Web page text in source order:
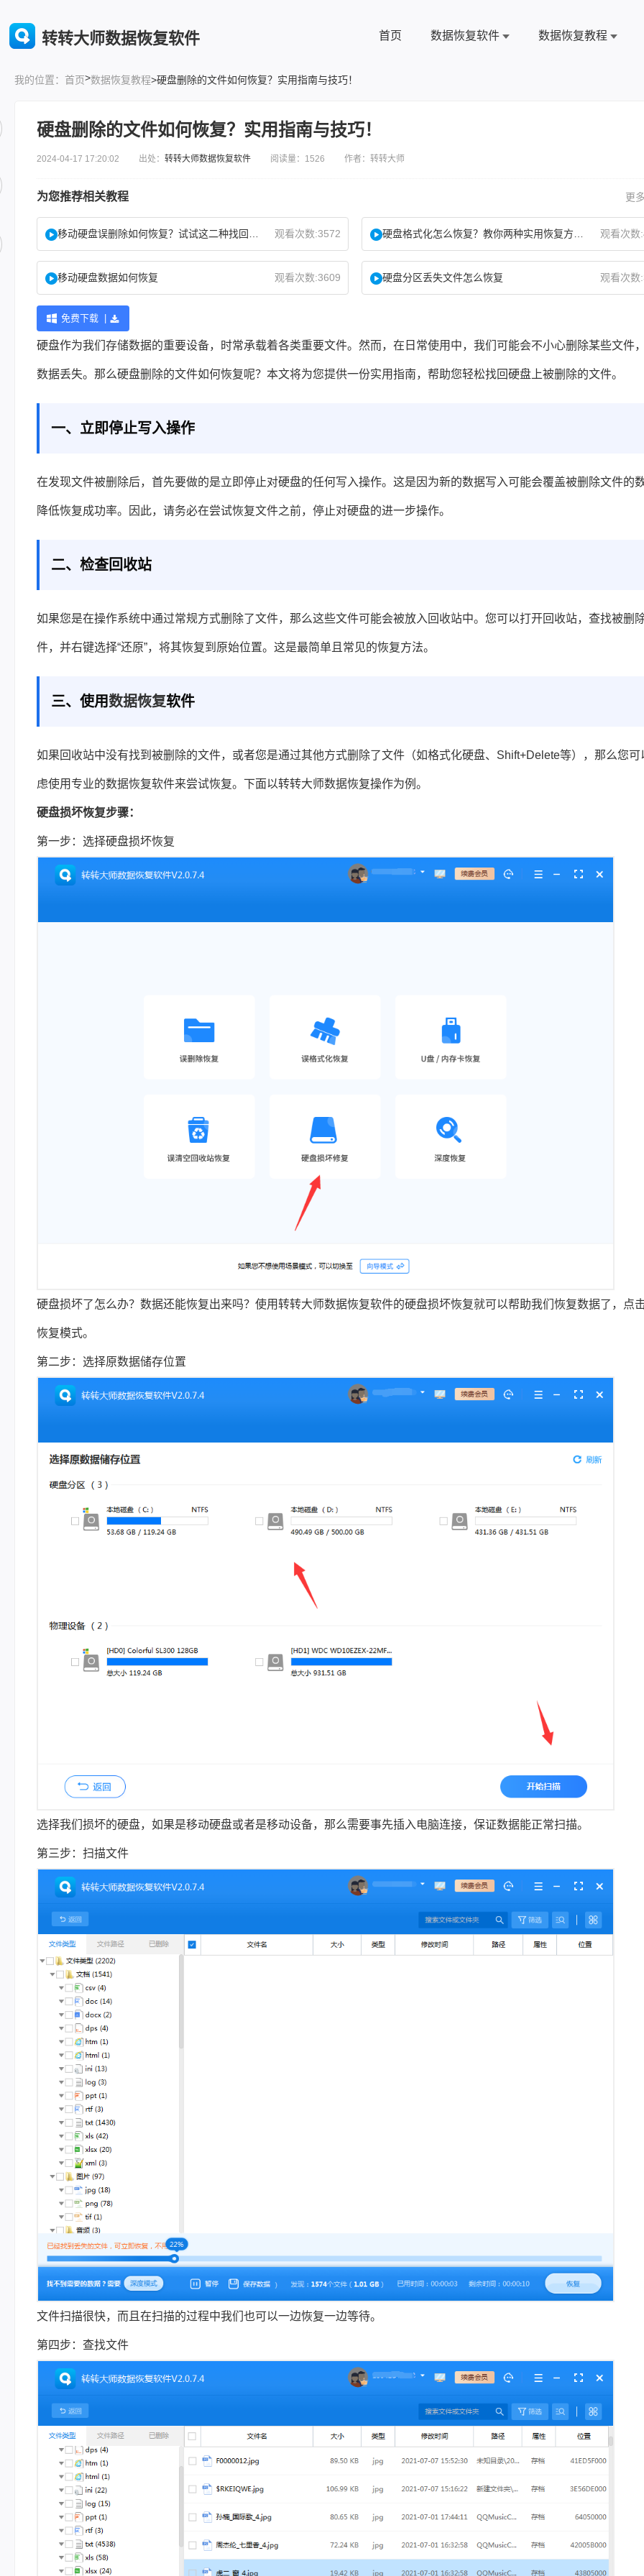
转转大师数据恢复软件 首页 数据恢复软件 数据恢复教程
我的位置： 首页>数据恢复教程>硬盘删除的文件如何恢复？实用指南与技巧！
硬盘删除的文件如何恢复？实用指南与技巧！
2024-04-17 17:20:02 出处： 转转大师数据恢复软件 阅读量：1526 作者：转转大师
为您推荐相关教程 更
观看次数:3572 观看次数
移动硬盘数据如何恢复 观看次数:3609 硬盘分区丢失文件怎么恢复 观看次数
免费下载 |
硬盘作为我们存储数据的重要设备，时常承载着各类重要文件。然而，在日常使用中，我们可能会不小心删除某些文件
数据丢失。那么硬盘删除的文件如何恢复呢？本文将为您提供一份实用指南，帮助您轻松找回硬盘上被删除的文件。
一、立即停止写入操作
在发现文件被删除后，首先要做的是立即停止对硬盘的任何写入操作。这是因为新的数据写入可能会覆盖被删除文件的
降低恢复成功率。因此，请务必在尝试恢复文件之前，停止对硬盘的进一步操作。
二、检查回收站
如果您是在操作系统中通过常规方式删除了文件，那么这些文件可能会被放入回收站中。您可以打开回收站，查找被删
件，并右键选择“还原”，将其恢复到原始位置。这是最简单且常见的恢复方法。
三、使用数据恢复软件
如果回收站中没有找到被删除的文件，或者您是通过其他方式删除了文件（如格式化硬盘、Shift+Delete等），那么您可
虑使用专业的数据恢复软件来尝试恢复。下面以转转大师数据恢复操作为例。
硬盘损坏恢复步骤：
第一步：选择硬盘损坏恢复
硬盘损坏了怎么办？数据还能恢复出来吗？使用转转大师数据恢复软件的硬盘损坏恢复就可以帮助我们恢复数据了，点
恢复模式。
第二步：选择原数据储存位置
选择我们损坏的硬盘，如果是移动硬盘或者是移动设备，那么需要事先插入电脑连接，保证数据能正常扫描。
第三步：扫描文件
文件扫描很快，而且在扫描的过程中我们也可以一边恢复一边等待。
第四步：查找文件